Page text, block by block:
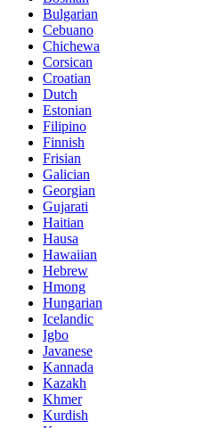
Bulgarian
Cebuano
Chichewa
Corsican
Croatian
Dutch
Estonian
Filipino
Finnish
Frisian
Galician
Georgian
Gujarati
Haitian
Hausa
Hawaiian
Hebrew
Hmong
Hungarian
Icelandic
Igbo
Javanese
Kannada
Kazakh
Khmer
Kurdish